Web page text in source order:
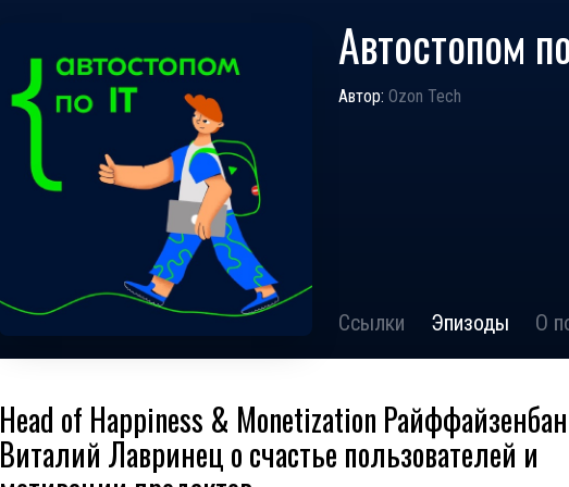
Автостопом
Автор: Ozon Tech
Ссылки Эпизоды О
Head of Happiness & Monetization
Виталий Лавринец о счастье пользователей и